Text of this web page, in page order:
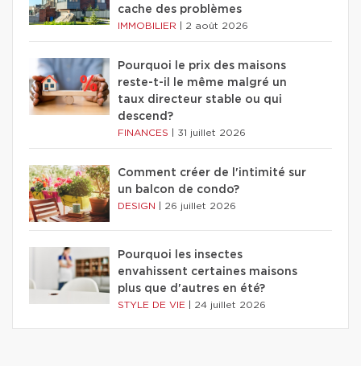
cache des problèmes
IMMOBILIER 2 août 2026
Pourquoi le prix des maisons
reste-t-il le même malgré un
taux directeur stable ou qui
descend?
FINANCES 31 juillet 2026
Comment créer de l'intimité sur
un balcon de condo?
DESIGN 26 juillet 2026
Pourquoi les insectes
envahissent certaines maisons
plus que d'autres en été?
STYLE DE VIE 24 juillet 2026